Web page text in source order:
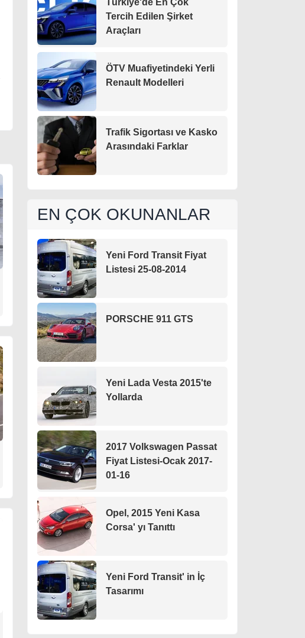
Türkiye'de En Çok
Tercih Edilen Şirket
Araçları
ÖTV Muafiyetindeki Yerli
Renault Modelleri
Trafik Sigortası ve Kasko
Arasındaki Farklar
EN ÇOK OKUNANLAR
Yeni Ford Transit Fiyat
Listesi 25-08-2014
PORSCHE 911 GTS
Yeni Lada Vesta 2015'te
Yollarda
2017 Volkswagen Passat
Fiyat Listesi-Ocak 2017-
01-16
Opel, 2015 Yeni Kasa
Corsa' yı Tanıttı
Yeni Ford Transit' in İç
Tasarımı